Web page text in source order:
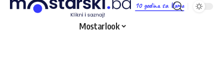
10 godina sa Vama
Mostarlook